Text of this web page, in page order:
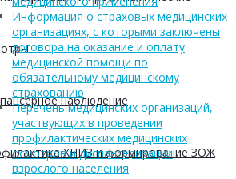
наблюдение
ХНИЗ и формирование ЗОЖ
Информация о страховых медицинских
организациях, с которыми заключены
договора на оказание и оплату
медицинской помощи по
обязательному медицинскому
страхованию
Перечень медицинских организаций,
участвующих в проведении
профилактических медицинских
осмотров и диспансеризации
взрослого населения